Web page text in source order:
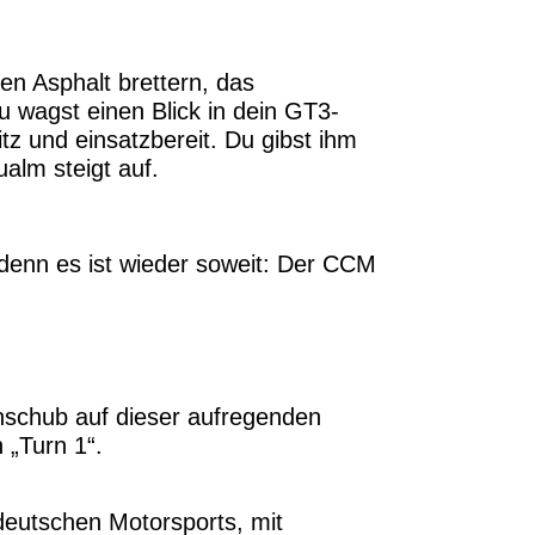
Asphalt brettern, das
wagst einen Blick in dein GT3-
und einsatzbereit. Du gibst ihm
steigt auf.
es ist wieder soweit: Der CCM
auf dieser aufregenden
1“.
Motorsports, mit